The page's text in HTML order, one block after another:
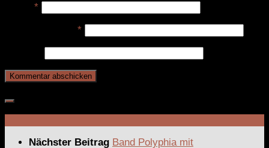
*
*
Nächster Beitrag Band Polyphia mit